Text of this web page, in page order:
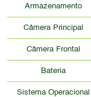
Armazenamento
Câmera Principal
Câmera Frontal
Bateria
Sistema Operacional